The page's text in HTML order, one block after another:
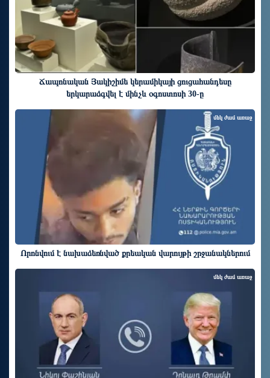
Ճապոնական Յակիշիմե կերամիկայի ցուցահանդեսը
երկարաձգվել է մինչև օգոստոսի 30-ը
Որոնվում է նախաձեռնված քրեական վարույթի շրջանակներում
մեկ ժամ առաջ
մեկ ժամ առաջ